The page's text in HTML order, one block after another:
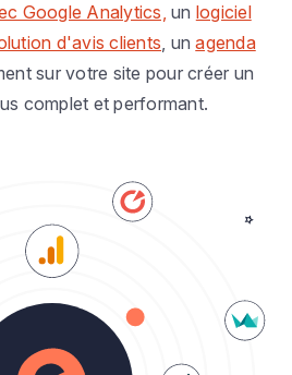
Google Analytics, un logiciel
d'avis clients, unagenda
sur votre site pour créer un
complet et performant.